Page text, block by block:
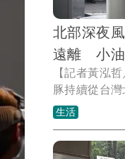
北部深夜
遠離 小油
【記者黃泓
豚持續從台
流影響，北
雨。根據氣象
位於台北北
生活